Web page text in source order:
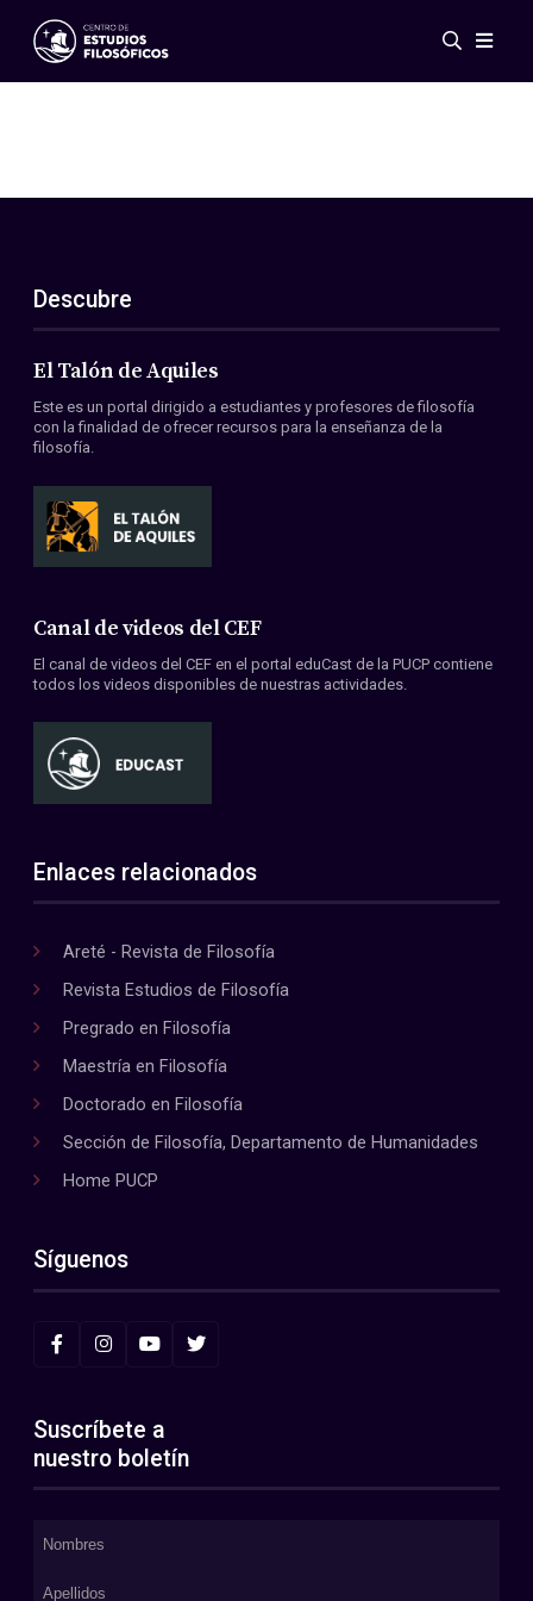
Eventos
ES
EN
Acerca de nosotros
Miembros
Convenios
Descubre
El Talón de Aquiles
Este es un portal dirigido a estudiantes y profesores de filosofía
con la finalidad de ofrecer recursos para la enseñanza de la
filosofía.
Canal de videos del CEF
El canal de videos del CEF en el portal eduCast de la PUCP contiene
todos los videos disponibles de nuestras actividades.
Enlaces relacionados
Areté - Revista de Filosofía
Revista Estudios de Filosofía
Pregrado en Filosofía
Maestría en Filosofía
Doctorado en Filosofía
Sección de Filosofía, Departamento de Humanidades
Home PUCP
Síguenos
Suscríbete a
nuestro boletín